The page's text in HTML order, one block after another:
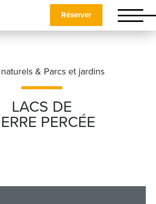
Réserver
& Parcs et jardins
LACS DE
PERCÉE